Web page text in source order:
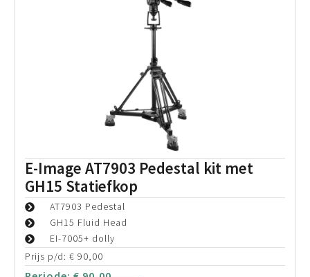
E-Image EP880X Pneumatic PRO
Pedestal incl. EI-7008 Dolly
Max. draaggewicht: 50kg
Max. hoogte: 164cm
Prijs p/d:€150,00
Periode:€150,00
Bekijk details